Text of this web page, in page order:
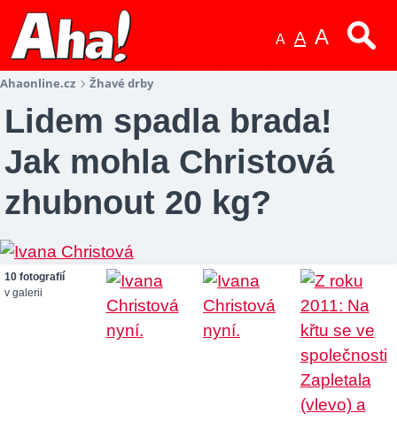
A A A
Ahaonline.cz Žhavé drby
Lidem spadla brada!
Jak mohla Christová
zhubnout 20 kg?
10 fotografií
v galerii